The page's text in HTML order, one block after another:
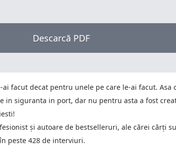
Descarcă PDF
facut decat pentru unele pe care le-ai facut. Asa
siguranta in port, dar nu pentru asta a fost
și autoare de bestselleruri, ale cărei cărți
peste 428 de interviuri.